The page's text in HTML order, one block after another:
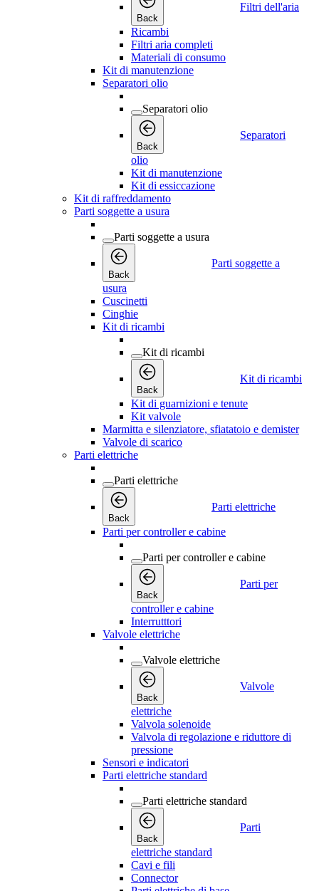
Back
Filtri dell'aria
Ricambi
Filtri aria completi
Materiali di consumo
Kit di manutenzione
Separatori olio
Separatori olio
Back
Separatori
olio
Kit di manutenzione
Kit di essiccazione
Kit di raffreddamento
Parti soggette a usura
Parti soggette a usura
Back
Parti soggette a
usura
Cuscinetti
Cinghie
Kit di ricambi
Kit di ricambi
Back
Kit di ricambi
Kit di guarnizioni e tenute
Kit valvole
Marmitta e silenziatore, sfiatatoio e demister
Valvole di scarico
Parti elettriche
Parti elettriche
Back
Parti elettriche
Parti per controller e cabine
Parti per controller e cabine
Back
Parti per
controller e cabine
Interrutttori
Valvole elettriche
Valvole elettriche
Back
Valvole
elettriche
Valvola solenoide
Valvola di regolazione e riduttore di
pressione
Sensori e indicatori
Parti elettriche standard
Parti elettriche standard
Back
Parti
elettriche standard
Cavi e fili
Connector